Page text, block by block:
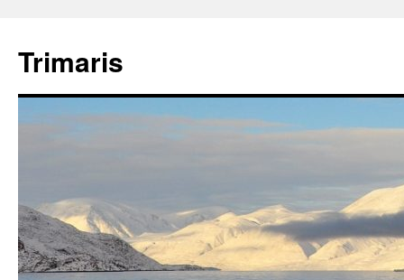
springen
Trimaris